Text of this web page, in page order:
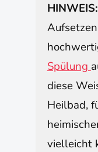
HINWEIS:
Spülung
diese
Heilbad,
vielleicht